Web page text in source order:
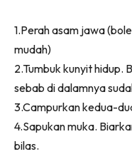
1.Perah asam jawa
mudah)
2.Tumbuk kunyit hidup.
sebab di dalamnya
3.Campurkan kedua-
4.Sapukan muka.
bilas.